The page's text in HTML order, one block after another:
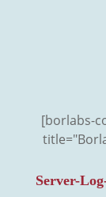
[borlabs-
Server-